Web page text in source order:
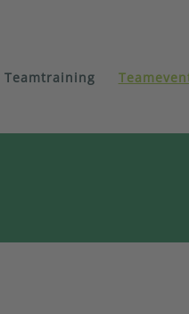
Teamtraining